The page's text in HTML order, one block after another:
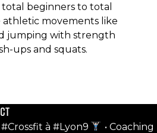
beginners to total
athletic movements like
jumping with strength
ups and squats.
instagram
à #Lyon9
• Coaching